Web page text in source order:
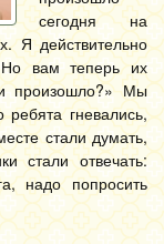
сегодня на
Я действительно
Но вам теперь их
произошло?» Мы
гневались,
стали думать,
стали отвечать:
надо попросить